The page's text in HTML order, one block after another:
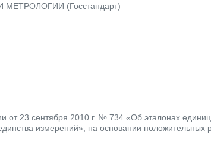
(Госстандарт)
от 23 сентября 2010 г. № 734 «Об эталонах единиц
измерений», на основании положительных